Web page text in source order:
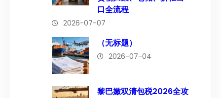
口全流程
2026-07-07
（无标题）
2026-07-04
黎巴嫩双清包税2026全攻